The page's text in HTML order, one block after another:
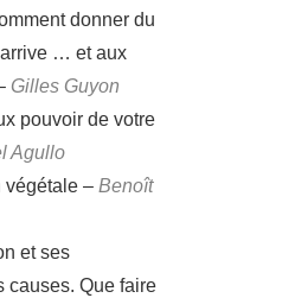
donner du
… et aux
Gilles Guyon
pouvoir de votre
Agullo
végétale – Benoît
et ses
causes. Que faire